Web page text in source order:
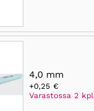
4,0 mm
+0,25 €
Varastossa 2 kpl